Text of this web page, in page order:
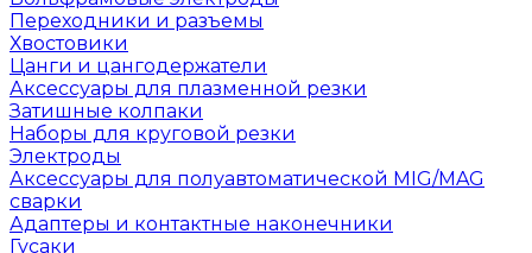
Переходники и разъемы
Хвостовики
Цанги и цангодержатели
Аксессуары для плазменной резки
Затишные колпаки
Наборы для круговой резки
Электроды
Аксессуары для полуавтоматической MIG/MAG
сварки
Адаптеры и контактные наконечники
Гусаки